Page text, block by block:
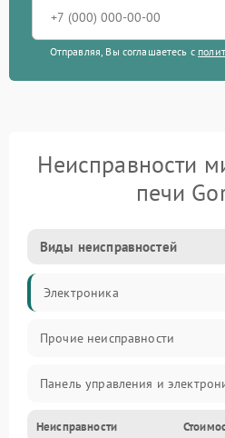
Отправляя, Вы соглашаетесь с
Неисправности
печи
Виды неисправностей
Электроника
Прочие неисправности
Панель управления и
Дверца и корпус
Неисправности